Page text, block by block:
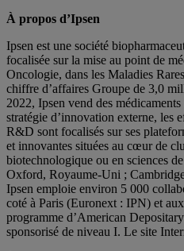
À propos d’Ipsen
Ipsen est une société
focalisée sur la mise au point de
Oncologie, dans les Maladies
chiffre d’affaires Groupe de 3,0
2022, Ipsen vend des
stratégie d’innovation externe, les
R&D sont focalisés sur ses
et innovantes situées au cœur de
biotechnologique ou en sciences
Oxford, Royaume-Uni ;
Ipsen emploie environ 5 000
coté à Paris (Euronext : IPN) et
programme d’American
sponsorisé de niveau I. Le site